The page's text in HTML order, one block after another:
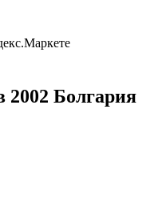
2002 Болгария